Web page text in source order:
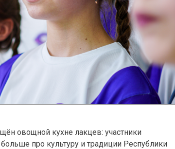
овощной кухне лакцев: участники
про культуру и традиции Республики